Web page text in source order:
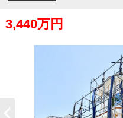
3,440万円